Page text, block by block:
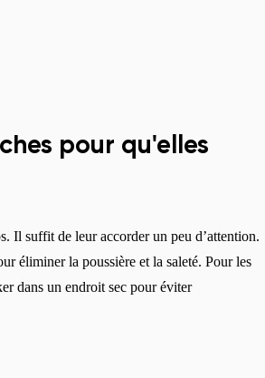
Modifier
pour qu'elles
Il suffit de leur accorder un peu d’attention.
éliminer la poussière et la saleté. Pour les
dans un endroit sec pour éviter